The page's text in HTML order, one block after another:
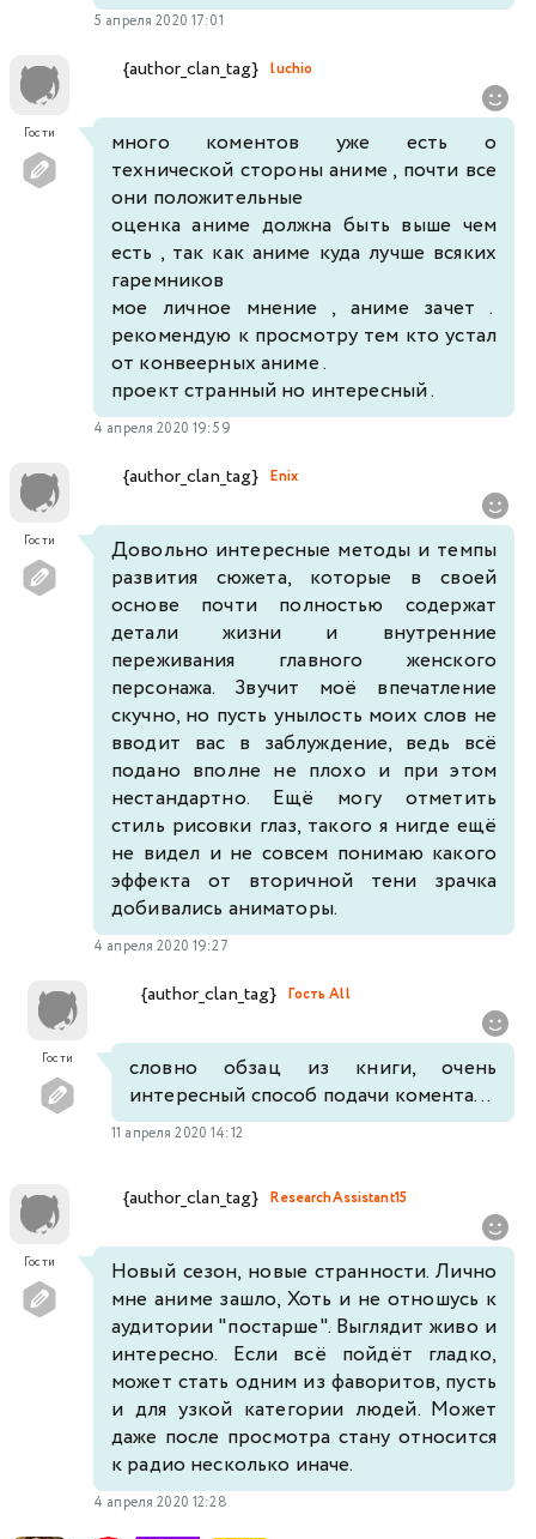
5 апреля 2020 17:01
Гости
{author_clan_tag} luchio
много коментов уже есть о
технической стороны аниме , почти все
они положительные
оценка аниме должна быть выше чем
есть , так как аниме куда лучше всяких
гаремников
мое личное мнение , аниме зачет .
рекомендую к просмотру тем кто устал
от конвеерных аниме .
проект странный но интересный .
4 апреля 2020 19:59
Гости
{author_clan_tag} Enix
Довольно интересные методы и темпы
развития сюжета, которые в своей
основе почти полностью содержат
детали жизни и внутренние
переживания главного женского
персонажа. Звучит моё впечатление
скучно, но пусть унылость моих слов не
вводит вас в заблуждение, ведь всё
подано вполне не плохо и при этом
нестандартно. Ещё могу отметить
стиль рисовки глаз, такого я нигде ещё
не видел и не совсем понимаю какого
эффекта от вторичной тени зрачка
добивались аниматоры.
4 апреля 2020 19:27
Гости
{author_clan_tag} Гость All
словно обзац из книги, очень
интересный способ подачи комента...
11 апреля 2020 14:12
Гости
{author_clan_tag} ResearchAssistant15
Новый сезон, новые странности. Лично
мне аниме зашло, Хоть и не отношусь к
аудитории "постарше". Выглядит живо и
интересно. Если всё пойдёт гладко,
может стать одним из фаворитов, пусть
и для узкой категории людей. Может
даже после просмотра стану относится
к радио несколько иначе.
4 апреля 2020 12:28